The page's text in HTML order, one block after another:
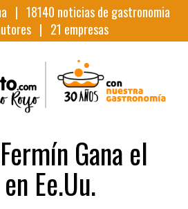
| 18140 noticias de gastronomia
| 21 empresas
Gana el
Ee.Uu.